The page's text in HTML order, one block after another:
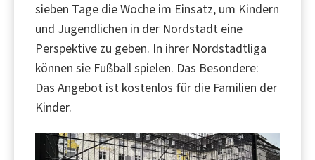
sieben Tage die Woche im Einsatz, um Kindern
und Jugendlichen in der Nordstadt eine
Perspektive zu geben. In ihrer Nordstadtliga
können sie Fußball spielen. Das Besondere:
Das Angebot ist kostenlos für die Familien der
Kinder.